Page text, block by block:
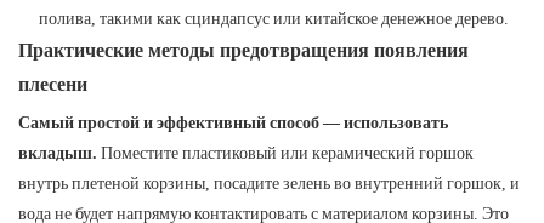
полива, такими как сциндапсус или китайское денежное дерево.
Практические методы предотвращения появления
плесени
Самый простой и эффективный способ — использовать
вкладыш. Поместите пластиковый или керамический горшок
внутрь плетеной корзины, посадите зелень во внутренний горшок, и
вода не будет напрямую контактировать с материалом корзины. Это